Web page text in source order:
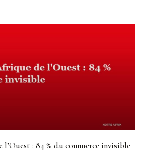
l’Ouest : 84 % du commerce invisible